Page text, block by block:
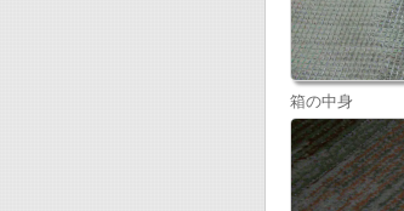
箱の中身